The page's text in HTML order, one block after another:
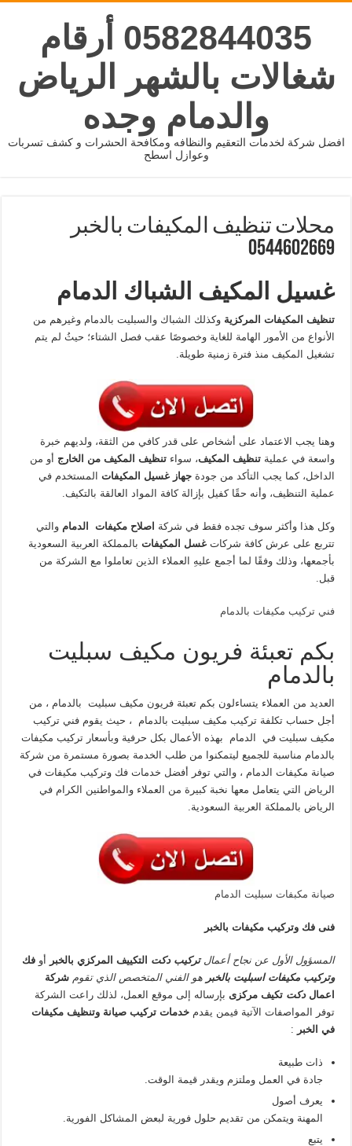
0582844035 أرقام
شغالات بالشهر الرياض
والدمام وجده
افضل شركة لخدمات التعقيم والنظافه ومكافحة الحشرات و كشف تسربات
وعوازل اسطح
محلات تنظيف المكيفات بالخبر
0544602669
غسيل المكيف الشباك الدمام
تنظيف المكيفات المركزيةوكذلك الشباك والسبليت بالدمام وغيرهم من
الأنواع من الأمور الهامة للغاية وخصوصًا عقب فصل الشتاء؛ حيثُ لم يتم
تشغيل المكيف منذ فترة زمنية طويلة.
وهنا يجب الاعتماد على أشخاص على قدر كافي من الثقة، ولديهم خبرة
واسعة في عملية تنظيف المكيف، سواءتنظيف المكيف من الخارج أو من
الداخل، كما يجب التأكد من جودةجهاز غسيل المكيفات المستخدم في
عملية التنظيف، وأنه حقًا كفيل بإزالة كافة المواد العالقة بالتكيف.
وكل هذا وأكثر سوف تجده فقط في شركة اصلاح مكيفات الدماموالتي
تتربع على عرش كافة شركاتغسل المكيفات بالمملكة العربية السعودية
بأجمعها، وذلك وفقًا لما أجمع عليهِ العملاء الذين تعاملوا مع الشركة من
قبل.
فني تركيب مكيفات بالدمام
بكم تعبئة فريون مكيف سبليت
بالدمام
العديد من العملاء يتساءلون بكم تعبئة فريون مكيف سبليت بالدمام ، من
أجل حساب تكلفة تركيب مكيف سبليت بالدمام ، حيث يقوم فني تركيب
مكيف سبليت في الدمام بهذه الأعمال بكل حرفية وبأسعار تركيب مكيفات
بالدمام مناسبة للجميع ليتمكنوا من طلب الخدمة بصورة مستمرة من شركة
صيانة مكيفات الدمام ، والتي توفر أفضل خدمات فك وتركيب مكيفات في
الرياض التي يتعامل معها نخبة كبيرة من العملاء والمواطنين الكرام في
الرياض بالمملكة العربية السعودية.
صيانة مكبفات سبليت الدمام
فنى فك وتركيب مكيفات بالخبر
المسؤول الأول عن نجاح أعمالتركيب دكت التكييف المركزي بالخبر أوفك
وتركيب مكيفات اسبليت بالخبرهو الفني المتخصص الذي تقومشركة
اعمالدكت تكيف مركزى بإرساله إلى موقع العمل، لذلك راعت الشركة
توفر المواصفات الآتية فيمن يقدمخدمات تركيب صيانة وتنظيف مكيفات
في الخبر :
ذات طبيعة
جادة في العمل وملتزم ويقدر قيمة الوقت.
يعرف أصول
المهنة ويتمكن من تقديم حلول فورية لبعض المشاكل الفورية.
يتبع